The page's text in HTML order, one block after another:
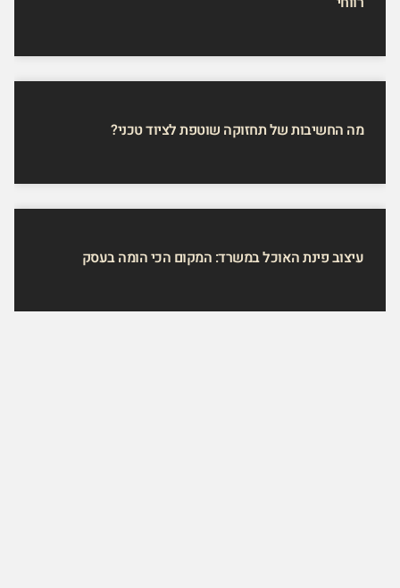
מה החשיבות של תחזוקה שוטפת לציוד טכני?
עיצוב פינת האוכל במשרד: המקום הכי הומה בעסק